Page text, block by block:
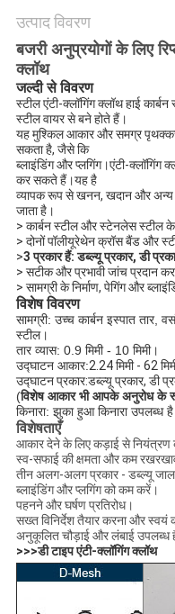
उत्पाद विवरण
बजरी अनुप्रयोगों के लिए
क्लॉथ
जल्दी से विवरण
स्टील एंटी-क्लॉगिंग क्लॉथ हाई
स्टील वायर से बने होते हैं।
यह मुश्किल आकार और समग्र
सकता है, जैसे कि
ब्लाइंडिंग और प्लगिंग।एंटी-क्लॉगिंग
कर सकते हैं।यह है
व्यापक रूप से खनन, खदान और अन्य
जाता है।
> कार्बन स्टील और स्टेनलेस स्टील के
> दोनों पॉलीयूरेथेन क्रॉस बैंड और
>3 प्रकार हैं: डब्ल्यू प्रकार, डी
> सटीक और प्रभावी जांच प्रदान
> सामग्री के निर्माण, पेगिंग और
विशेष विवरण
सामग्री: उच्च कार्बन इस्पात
स्टील।
तार व्यास: 0.9 मिमी - 10 मिमी।
उद्घाटन आकार:2.24 मिमी - 62
उद्घाटन प्रकार:डब्ल्यू प्रकार, डी
(विशेष आकार भी आपके अनुरोध के
किनारा: झुका हुआ किनारा उपलब्ध
विशेषताएँ
आकार देने के लिए कड़ाई से नियंत्रण
स्व-सफाई की क्षमता और कम
तीन अलग-अलग प्रकार - डब्ल्यू
ब्लाइंडिंग और प्लगिंग को कम करें।
पहनने और घर्षण प्रतिरोध।
सख्त विनिर्देश तैयार करना और स्वयं
अनुकूलित चौड़ाई और लंबाई उपलब्ध
>>>डी टाइप एंटी-क्लॉगिंग क्लॉथ